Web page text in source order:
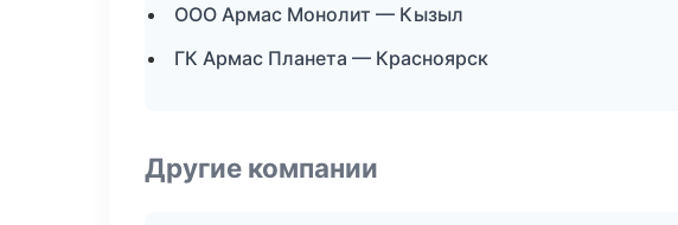
ООО Армас Монолит — Кызыл
ГК Армас Планета — Красноярск
Другие компании